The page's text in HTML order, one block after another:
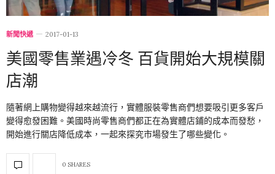
新聞快遞 2017-01-13
美國零售業遇冷冬 百貨開始大規模關
店潮
隨著網上購物變得越來越流行，實體服裝零售商們想要吸引更多客戶
變得愈發困難。美國時尚零售商們都正在為實體店鋪的成本而發愁，
開始進行關店降低成本，一起來探究市場發生了哪些變化。
0 SHARES